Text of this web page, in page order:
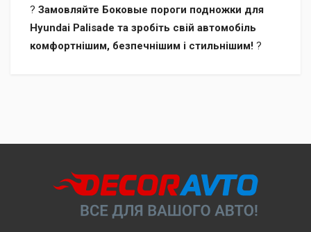
? Замовляйте Боковые пороги подножки для
Hyundai Palisade та зробіть свій автомобіль
комфортнішим, безпечнішим і стильнішим! ?
рахунок отримувача.
автоматично повертаються після 7 днів зберігання у відділенні.
компанії (ФОП) за номером IBAN.
документів (рахунок-фактура та видаткова накладна).